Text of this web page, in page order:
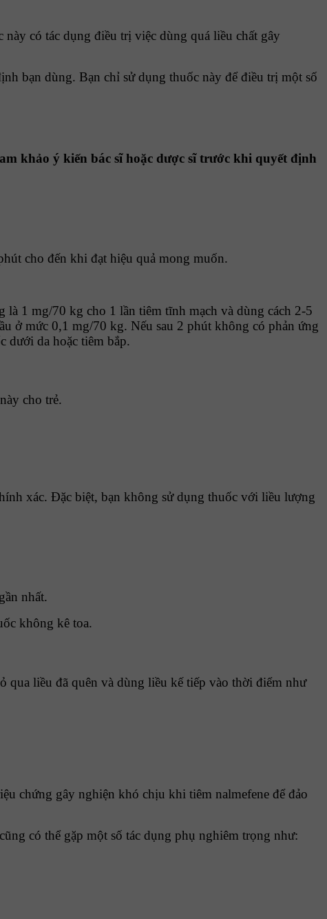
có tác dụng điều trị việc dùng quá liều chất gây
bạn dùng. Bạn chỉ sử dụng thuốc này để điều trị một số
khảo ý kiến bác sĩ hoặc dược sĩ trước khi quyết định
cho đến khi đạt hiệu quả mong muốn.
1 mg/70 kg cho 1 lần tiêm tĩnh mạch và dùng cách 2-5
ở mức 0,1 mg/70 kg. Nếu sau 2 phút không có phản ứng
dưới da hoặc tiêm bắp.
cho trẻ.
xác. Đặc biệt, bạn không sử dụng thuốc với liều lượng
nhất.
không kê toa.
qua liều đã quên và dùng liều kế tiếp vào thời điểm như
chứng gây nghiện khó chịu khi tiêm nalmefene để đảo
có thể gặp một số tác dụng phụ nghiêm trọng như: